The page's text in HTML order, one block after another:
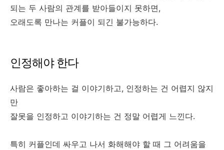
되는 두 사람의 관계를 받아들이지 못하면,
오래도록 만나는 커플이 되긴 불가능하다.
인정해야 한다
사람은 좋아하는 걸 이야기하고, 인정하는 건 어렵지 않지
만
잘못을 인정하고 이야기하는 건 정말 어렵게 느낀다.
특히 커플인데 싸우고 나서 화해해야 할 때 그 어려움을